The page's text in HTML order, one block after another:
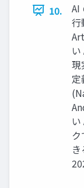
10.
AI
⾏
現